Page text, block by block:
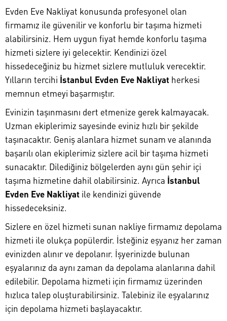
Evden Eve Nakliyat konusunda profesyonel olan
firmamız ile güvenilir ve konforlu bir taşıma hizmeti
alabilirsiniz. Hem uygun fiyat hemde konforlu taşıma
hizmeti sizlere iyi gelecektir. Kendinizi özel
hissedeceğiniz bu hizmet sizlere mutluluk verecektir.
Yılların tercihi İstanbul Evden Eve Nakliyat herkesi
memnun etmeyi başarmıştır.
Evinizin taşınmasını dert etmenize gerek kalmayacak.
Uzman ekiplerimiz sayesinde eviniz hızlı bir şekilde
taşınacaktır. Geniş alanlara hizmet sunam ve alanında
başarılı olan ekiplerimiz sizlere acil bir taşıma hizmeti
sunacaktır. Dilediğiniz bölgelerden aynı gün şehir içi
taşıma hizmetine dahil olabilirsiniz. Ayrıca İstanbul
Evden Eve Nakliyat ile kendinizi güvende
hissedeceksiniz.
Sizlere en özel hizmeti sunan nakliye firmamız depolama
hizmeti ile olukça popülerdir. İsteğiniz eşyanız her zaman
evinizden alınır ve depolanır. İşyerinizde bulunan
eşyalarınız da aynı zaman da depolama alanlarına dahil
edilebilir. Depolama hizmeti için firmamız üzerinden
hızlıca talep oluşturabilirsiniz. Talebiniz ile eşyalarınız
için depolama hizmeti başlayacaktır.